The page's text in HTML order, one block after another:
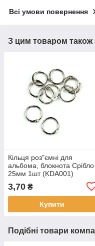
Всі умови повернення
З цим товаром
Кільця роз"ємні для
альбома, блокнота Срібло
25мм 1шт (KDA001)
3,70 ₴
Купити
Подібні товари